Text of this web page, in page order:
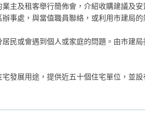
主及租客舉行簡佈會，介紹收購建議及
事處，與當值職員聯絡，或利用市建局
民或會遇到個人或家庭的問題。由市建
發展用途，提供近五十個住宅單位，並